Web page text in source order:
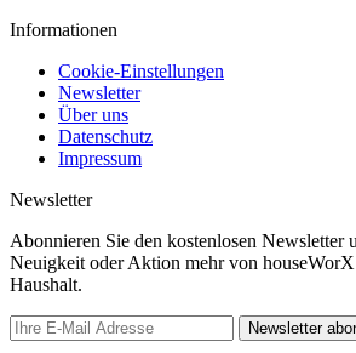
Informationen
Cookie-Einstellungen
Newsletter
Über uns
Datenschutz
Impressum
Newsletter
Abonnieren Sie den kostenlosen Newsletter
Neuigkeit oder Aktion mehr von
Haushalt.
Newsletter